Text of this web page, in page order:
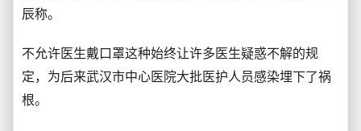
辰称。
不允许医生戴口罩这种始终让许多医生疑惑不解的规
定，为后来武汉市中心医院大批医护人员感染埋下了祸
根。